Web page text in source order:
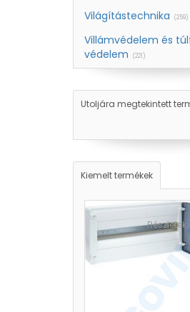
Világítástechnika (259)
Villámvédelem és
védelem
(221)
Utoljára megtekintett
Kiemelt termékek
Részletek